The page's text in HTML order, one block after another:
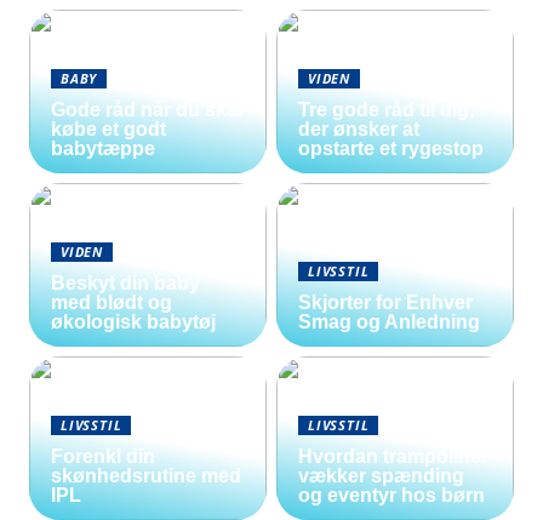
BABY
Gode råd når du skal
købe et godt
babytæppe
VIDEN
Tre gode råd til dig,
der ønsker at
opstarte et rygestop
VIDEN
Beskyt din baby
med blødt og
økologisk babytøj
LIVSSTIL
Skjorter for Enhver
Smag og Anledning
LIVSSTIL
Forenkl din
skønhedsrutine med
IPL
LIVSSTIL
Hvordan trampoliner
vækker spænding
og eventyr hos børn